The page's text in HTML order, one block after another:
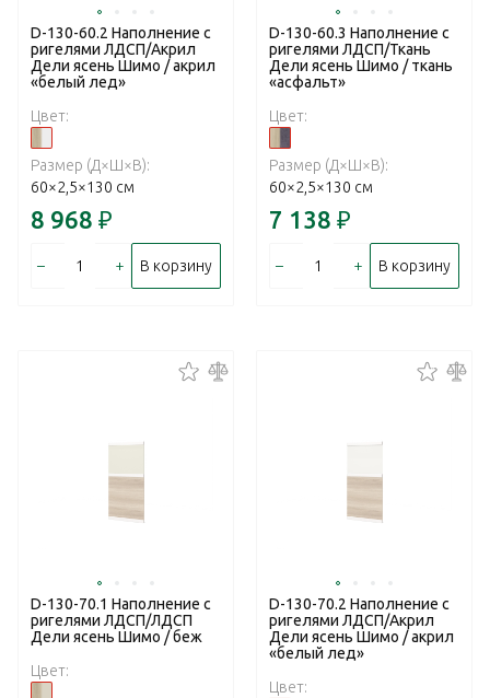
D-130-60.2 Наполнение с
ригелями ЛДСП/Акрил
Дели ясень Шимо / акрил
«белый лед»
Цвет:
Размер (Д×Ш×В):
60×2,5×130 см
8 968 ₽
– + В корзину
D-130-60.3 Наполнение с
ригелями ЛДСП/Ткань
Дели ясень Шимо / ткань
«асфальт»
Цвет:
Размер (Д×Ш×В):
60×2,5×130 см
7 138 ₽
– + В корзину
D-130-70.1 Наполнение с
ригелями ЛДСП/ЛДСП
Дели ясень Шимо / беж
Цвет:
D-130-70.2 Наполнение с
ригелями ЛДСП/Акрил
Дели ясень Шимо / акрил
«белый лед»
Цвет: